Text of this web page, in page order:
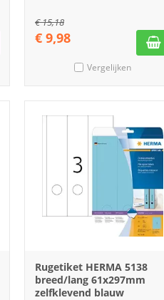
€15,18
€ 9,98
Vergelijken
Rugetiket HERMA 5138
breed/lang 61x297mm
zelfklevend blauw